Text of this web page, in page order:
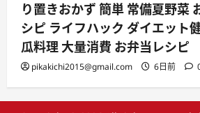
り置きおかず 簡単 常備夏野菜
シピ ライフハック ダイエット
瓜料理 大量消費 お弁当レシピ
pikakichi2015@gmail.com 6日前